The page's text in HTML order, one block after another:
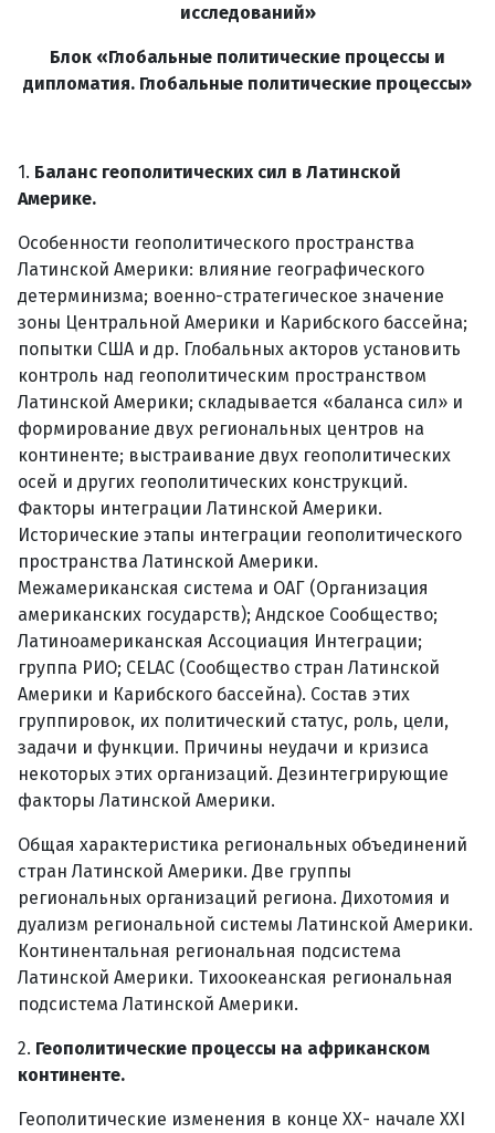
исследований»
Блок «Глобальные политические процессы и
дипломатия. Глобальные политические процессы»
1. Баланс геополитических сил в Латинской
Америке.
Особенности геополитического пространства
Латинской Америки: влияние географического
детерминизма; военно-стратегическое значение
зоны Центральной Америки и Карибского бассейна;
попытки США и др. Глобальных акторов установить
контроль над геополитическим пространством
Латинской Америки; складывается «баланса сил» и
формирование двух региональных центров на
континенте; выстраивание двух геополитических
осей и других геополитических конструкций.
Факторы интеграции Латинской Америки.
Исторические этапы интеграции геополитического
пространства Латинской Америки.
Межамериканская система и ОАГ (Организация
американских государств); Андское Сообщество;
Латиноамериканская Ассоциация Интеграции;
группа РИО; CELAC (Сообщество стран Латинской
Америки и Карибского бассейна). Состав этих
группировок, их политический статус, роль, цели,
задачи и функции. Причины неудачи и кризиса
некоторых этих организаций. Дезинтегрирующие
факторы Латинской Америки.
Общая характеристика региональных объединений
стран Латинской Америки. Две группы
региональных организаций региона. Дихотомия и
дуализм региональной системы Латинской Америки.
Континентальная региональная подсистема
Латинской Америки. Тихоокеанская региональная
подсистема Латинской Америки.
2. Геополитические процессы на африканском
континенте.
Геополитические изменения в конце ХХ- начале XXI